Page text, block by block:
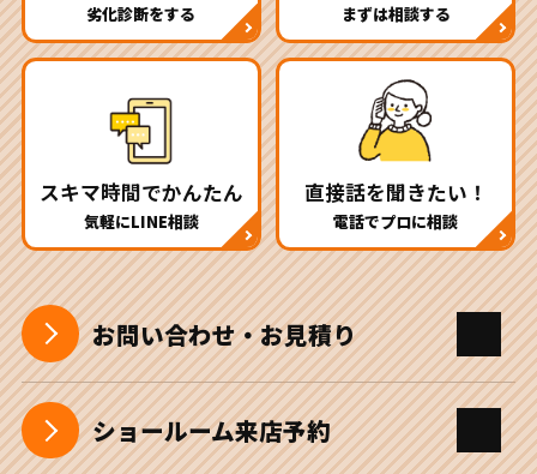
劣化診断をする まずは相談する
スキマ時間でかんたん
気軽にLINE相談
直接話を聞きたい！
電話でプロに相談
お問い合わせ・お見積り
ショールーム来店予約